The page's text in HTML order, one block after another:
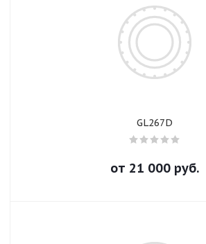
GL267D
от 21 000 руб.